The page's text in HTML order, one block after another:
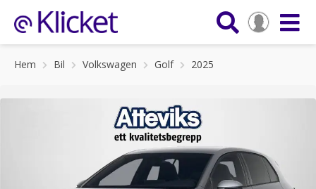
Hem Bil Volkswagen Golf 2025